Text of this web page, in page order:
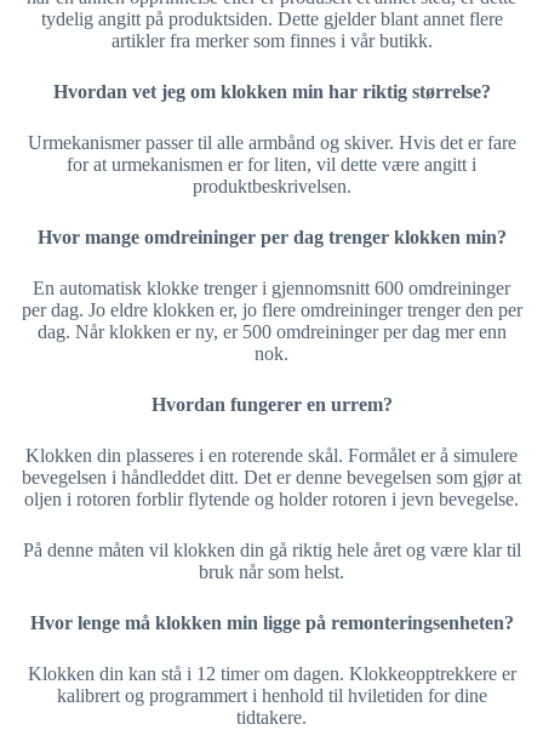
tydelig angitt på produktsiden. Dette gjelder blant annet flere
artikler fra merker som finnes i vår butikk.
Hvordan vet jeg om klokken min har riktig størrelse?
Urmekanismer passer til alle armbånd og skiver. Hvis det er fare
for at urmekanismen er for liten, vil dette være angitt i
produktbeskrivelsen.
Hvor mange omdreininger per dag trenger klokken min?
En automatisk klokke trenger i gjennomsnitt 600 omdreininger
per dag. Jo eldre klokken er, jo flere omdreininger trenger den per
dag. Når klokken er ny, er 500 omdreininger per dag mer enn
nok.
Hvordan fungerer en urrem?
Klokken din plasseres i en roterende skål. Formålet er å simulere
bevegelsen i håndleddet ditt. Det er denne bevegelsen som gjør at
oljen i rotoren forblir flytende og holder rotoren i jevn bevegelse.
På denne måten vil klokken din gå riktig hele året og være klar til
bruk når som helst.
Hvor lenge må klokken min ligge på remonteringsenheten?
Klokken din kan stå i 12 timer om dagen. Klokkeopptrekkere er
kalibrert og programmert i henhold til hviletiden for dine
tidtakere.